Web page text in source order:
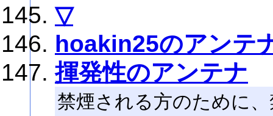
▽
hoakin25のアンテ
揮発性のアンテナ
禁煙される方のために